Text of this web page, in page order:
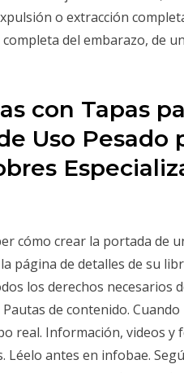
o extracción
del embarazo, de
con Tapas
Uso Pesado
cómo crear la portada de
página de detalles de su
los derechos necesarios
de contenido.
real. Información, videos y
antes en infobae.